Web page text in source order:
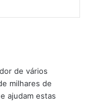
de vários
milhares de
ajudam estas